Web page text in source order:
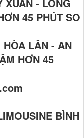
45 PHÚT SO
LÂN - AN
HƠN 45
BÌNH